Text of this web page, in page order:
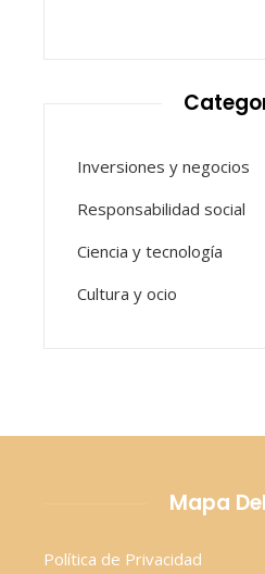
Inversiones y negocios
Responsabilidad social
Ciencia y tecnología
Cultura y ocio
Mapa
Política de Privacidad